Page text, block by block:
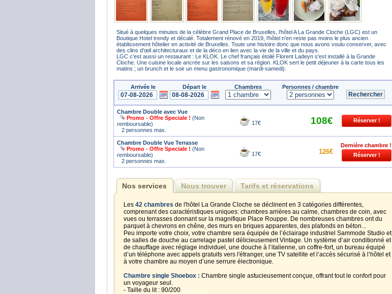
Situé à quelques minutes de la célèbre Grand Place de Bruxelles, l’hôtel A La Grande Cloche (LGC) est un
Boutique Hotel trendy et décalé. Totalement rénové en 2019, l’hôtel n’en reste pas moins le plus ancien
établissement hôtelier en activité de Bruxelles. Toute une histoire donc que nous avons voulu conserver, avec
des clins d’œil architecturaux et de la déco en lien avec la vie de la ville et du pays.
LGC c’est aussi un restaurant : Le KLOK. Le chef français étoilé Florent Ladeyn s'est installé à la Grande
Cloche. Une cuisine locale ancrée sur les saisons et sa région. KLOK sert le petit déjeuner à la carte tous les
matins ; un brunch et le soir un menu gastronomique (mardi-samedi).
Arrivée le Départ le Chambres Personnes / chambre
Chambre Double avec Vue
Promo - Offre Speciale ! (Non
remboursable)
2 personnes max.
17€ 108€
Chambre Double Vue Terrasse
Promo - Offre Speciale ! (Non
remboursable)
2 personnes max.
17€ 126€
Dernière chambre !
Nos services Nous trouver Tarifs et réservations
Les 42 chambres de l'hôtel La Grande Cloche se déclinent en 3 catégories différentes,
comprenant des caractéristiques uniques: chambres arrières au calme, chambres de coin, avec
vues ou terrasses donnant sur la magnifique Place Rouppe. De nombreuses chambres ont du
parquet à chevrons en chêne, des murs en briques apparentes, des plafonds en béton...
Peu importe votre choix, votre chambre sera équipée de l’éclairage industriel Sammode Studio et
de salles de douche au carrelage pastel délicieusement Vintage. Un système d’air conditionné et
de chauffage avec réglage individuel, une douche à l’italienne, un coffre-fort, un bureau équipé
d’un téléphone avec appels gratuits vers l'étranger, une TV satellite et l’accès sécurisé à l’hôtel et
à votre chambre au moyen d’une serrure électronique.
Chambre single Shoebox : Chambre single astucieusement conçue, offrant tout le confort pour
un voyageur seul.
- Taille du lit : 90/200